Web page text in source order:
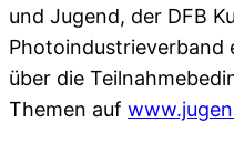
und Jugend, der DFB
Photoindustrieverband
über die
Themen auf